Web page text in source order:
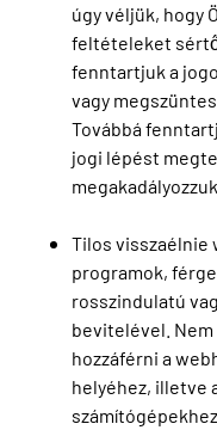
úgy véljük, hogy
feltételeket
fenntartjuk a
vagy
Továbbá
jogi lépést
Tilos visszaélnie
programok,
rosszindulatú
bevitelével.
hozzáférni a
helyéhez, illetve